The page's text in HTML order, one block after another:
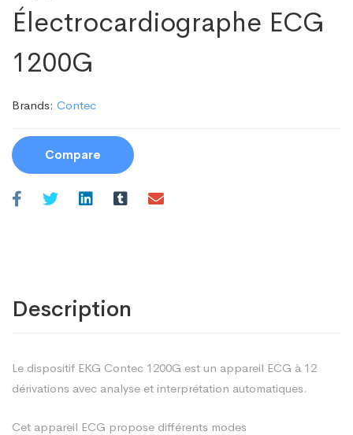
Électrocardiographe ECG
1200G
Brands: Contec
Compare
Description
Le dispositif EKG Contec 1200G est un appareil ECG à 12
dérivations avec analyse et interprétation automatiques.
Cet appareil ECG propose différents modes